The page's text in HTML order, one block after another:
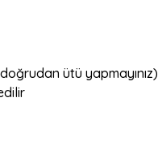
ütü yapmayınız)